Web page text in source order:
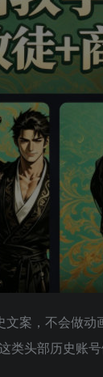
案，不会做
头部历史账